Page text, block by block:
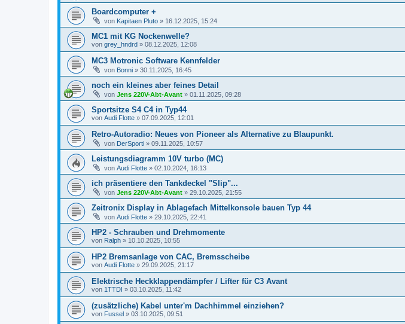
Boardcomputer +
von Kapitaen Pluto » 16.12.2025, 15:24
MC1 mit KG Nockenwelle?
von grey_hndrd » 08.12.2025, 12:08
MC3 Motronic Software Kennfelder
von Bonni » 30.11.2025, 16:45
noch ein kleines aber feines Detail
von Jens 220V-Abt-Avant » 01.11.2025, 09:28
Sportsitze S4 C4 in Typ44
von Audi Flotte » 07.09.2025, 12:01
Retro-Autoradio: Neues von Pioneer als Alternative zu Blaupunkt.
von DerSporti » 09.11.2025, 10:57
Leistungsdiagramm 10V turbo (MC)
von Audi Flotte » 02.10.2024, 16:13
ich präsentiere den Tankdeckel "Slip"...
von Jens 220V-Abt-Avant » 29.10.2025, 21:55
Zeitronix Display in Ablagefach Mittelkonsole bauen Typ 44
von Audi Flotte » 29.10.2025, 22:41
HP2 - Schrauben und Drehmomente
von Ralph » 10.10.2025, 10:55
HP2 Bremsanlage von CAC, Bremsscheibe
von Audi Flotte » 29.09.2025, 21:17
Elektrische Heckklappendämpfer / Lifter für C3 Avant
von 1TTDI » 03.10.2025, 11:42
(zusätzliche) Kabel unter'm Dachhimmel einziehen?
von Fussel » 03.10.2025, 09:51